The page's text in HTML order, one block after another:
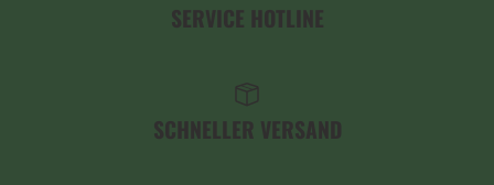
SERVICE HOTLINE
SCHNELLER VERSAND